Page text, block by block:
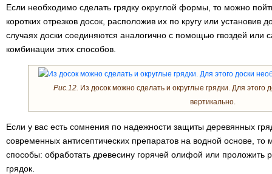
Если необходимо сделать грядку округлой формы, то можно
коротких отрезков досок, расположив их по кругу или установив
случаях доски соединяются аналогично с помощью гвоздей или
комбинации этих способов.
Рис.12. Из досок можно сделать и округлые грядки. Для этого
вертикально.
Если у вас есть сомнения по надежности защиты деревянных
современных антисептических препаратов на водной основе,
способы: обработать древесину горячей олифой или проложить
грядок.